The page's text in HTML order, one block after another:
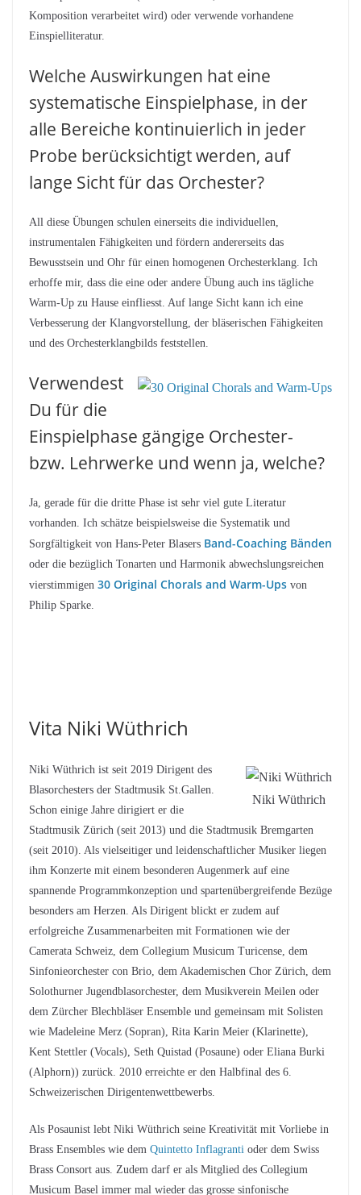
Komposition verarbeitet wird) oder verwende vorhandene
Einspielliteratur.
Welche Auswirkungen hat eine
systematische Einspielphase, in der
alle Bereiche kontinuierlich in jeder
Probe berücksichtigt werden, auf
lange Sicht für das Orchester?
All diese Übungen schulen einerseits die individuellen,
instrumentalen Fähigkeiten und fördern andererseits das
Bewusstsein und Ohr für einen homogenen Orchesterklang. Ich
erhoffe mir, dass die eine oder andere Übung auch ins tägliche
Warm-Up zu Hause einfliesst. Auf lange Sicht kann ich eine
Verbesserung der Klangvorstellung, der bläserischen Fähigkeiten
und des Orchesterklangbilds feststellen.
Verwendest
Du für die
Einspielphase gängige Orchester-
bzw. Lehrwerke und wenn ja, welche?
Ja, gerade für die dritte Phase ist sehr viel gute Literatur
vorhanden. Ich schätze beispielsweise die Systematik und
Sorgfältigkeit von Hans-Peter Blasers Band-Coaching Bänden
oder die bezüglich Tonarten und Harmonik abwechslungsreichen
vierstimmigen 30 Original Chorals and Warm-Ups von
Philip Sparke.
Vita Niki Wüthrich
Niki Wüthrich
Niki Wüthrich ist seit 2019 Dirigent des
Blasorchesters der Stadtmusik St.Gallen.
Schon einige Jahre dirigiert er die
Stadtmusik Zürich (seit 2013) und die Stadtmusik Bremgarten
(seit 2010). Als vielseitiger und leidenschaftlicher Musiker liegen
ihm Konzerte mit einem besonderen Augenmerk auf eine
spannende Programmkonzeption und spartenübergreifende Bezüge
besonders am Herzen. Als Dirigent blickt er zudem auf
erfolgreiche Zusammenarbeiten mit Formationen wie der
Camerata Schweiz, dem Collegium Musicum Turicense, dem
Sinfonieorchester con Brio, dem Akademischen Chor Zürich, dem
Solothurner Jugendblasorchester, dem Musikverein Meilen oder
dem Zürcher Blechbläser Ensemble und gemeinsam mit Solisten
wie Madeleine Merz (Sopran), Rita Karin Meier (Klarinette),
Kent Stettler (Vocals), Seth Quistad (Posaune) oder Eliana Burki
(Alphorn)) zurück. 2010 erreichte er den Halbfinal des 6.
Schweizerischen Dirigentenwettbewerbs.
Als Posaunist lebt Niki Wüthrich seine Kreativität mit Vorliebe in
Brass Ensembles wie dem Quintetto Inflagranti oder dem Swiss
Brass Consort aus. Zudem darf er als Mitglied des Collegium
Musicum Basel immer mal wieder das grosse sinfonische